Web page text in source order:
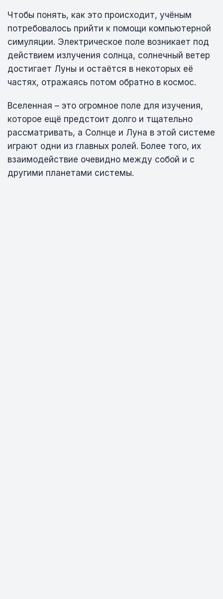
Чтобы понять, как это происходит, учёным
потребовалось прийти к помощи компьютерной
симуляции. Электрическое поле возникает под
действием излучения солнца, солнечный ветер
достигает Луны и остаётся в некоторых её
частях, отражаясь потом обратно в космос.
Вселенная – это огромное поле для изучения,
которое ещё предстоит долго и тщательно
рассматривать, а Солнце и Луна в этой системе
играют одни из главных ролей. Более того, их
взаимодействие очевидно между собой и с
другими планетами системы.